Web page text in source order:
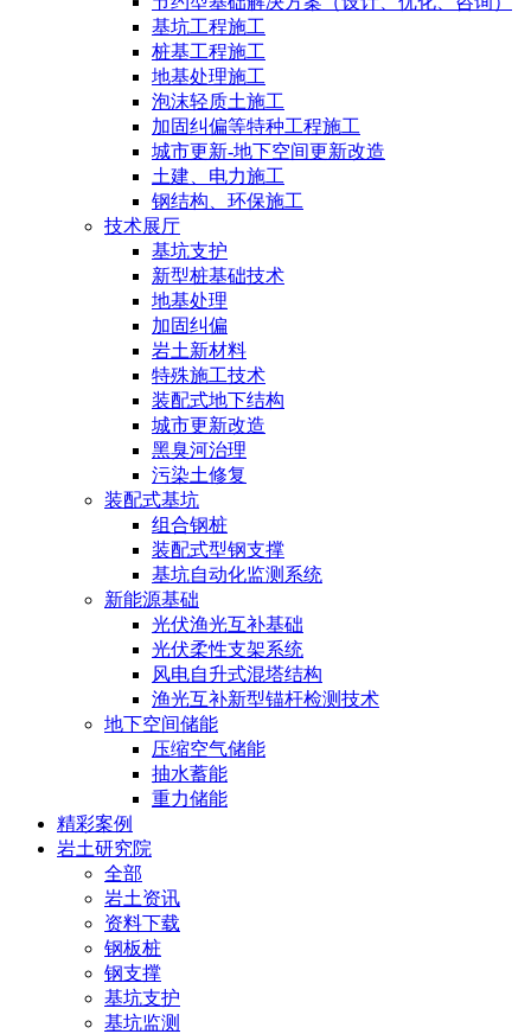
基坑工程施工
桩基工程施工
地基处理施工
泡沫轻质土施工
加固纠偏等特种工程施工
城市更新-地下空间更新改造
土建、电力施工
钢结构、环保施工
技术展厅
基坑支护
新型桩基础技术
地基处理
加固纠偏
岩土新材料
特殊施工技术
装配式地下结构
城市更新改造
黑臭河治理
污染土修复
装配式基坑
组合钢桩
装配式型钢支撑
基坑自动化监测系统
新能源基础
光伏渔光互补基础
光伏柔性支架系统
风电自升式混塔结构
渔光互补新型锚杆检测技术
地下空间储能
压缩空气储能
抽水蓄能
重力储能
精彩案例
岩土研究院
全部
岩土资讯
资料下载
钢板桩
钢支撑
基坑支护
基坑监测